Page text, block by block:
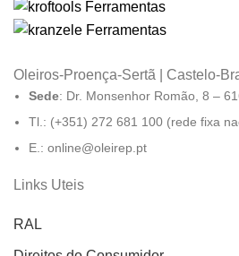
Oleiros-Proença-Sertã | Castelo-
Sede: Dr. Monsenhor Romão, 8 –
Tl.: (+351) 272 681 100 (rede fixa
E.: online@oleirep.pt
Links Uteis
RAL